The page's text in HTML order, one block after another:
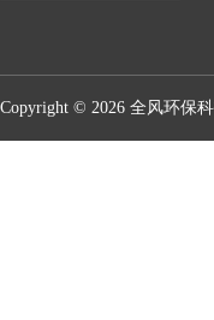
Copyright © 2026 全风环保